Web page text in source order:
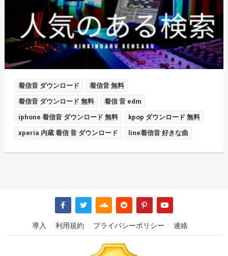
着信音 ダウンロード 着信音 無料
着信音 ダウンロード 無料 着信 音 edm
iphone 着信音 ダウンロード 無料 kpop ダウンロード 無料
xperia 内蔵 着信 音 ダウンロード line着信音 好きな曲
導入 利用規約 プライバシーポリシー 連絡